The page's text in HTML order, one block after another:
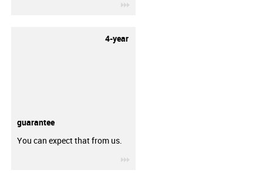
4-year
guarantee
You can expect that from us.